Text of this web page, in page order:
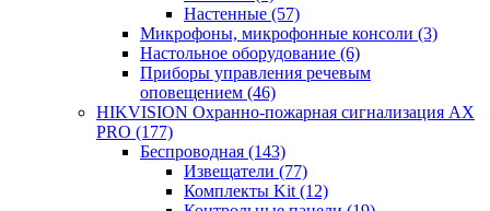
Настенные (57)
Микрофоны, микрофонные консоли (3)
Настольное оборудование (6)
Приборы управления речевым
оповещением (46)
HIKVISION Охранно-пожарная сигнализация AX
PRO (177)
Беспроводная (143)
Извещатели (77)
Комплекты Kit (12)